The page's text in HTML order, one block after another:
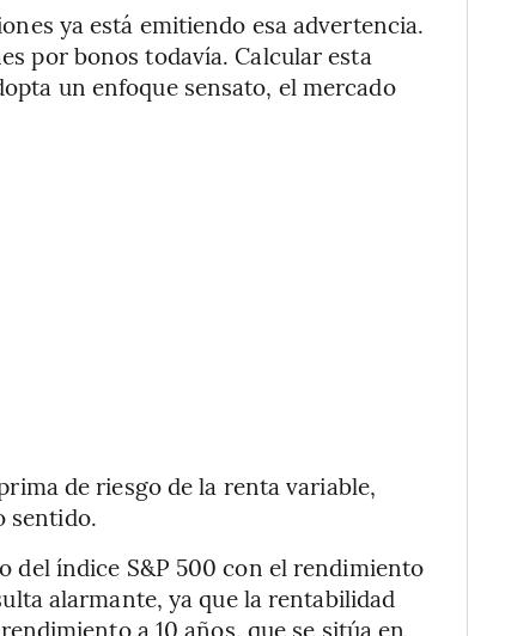
ya está emitiendo esa advertencia.
por bonos todavía. Calcular esta
un enfoque sensato, el mercado
de riesgo de la renta variable,
sentido.
del índice S&P 500 con el rendimiento
alarmante, ya que la rentabilidad
a 10 años, que se sitúa en